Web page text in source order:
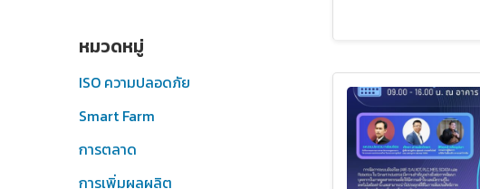
หมวดหมู่
ISO ความปลอดภัย
Smart Farm
การตลาด
การเพิ่มผลผลิต